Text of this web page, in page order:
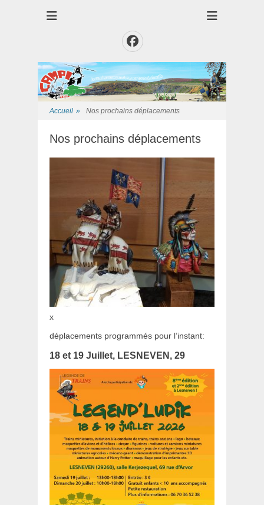
Club CAMPI
Facebook
Accueil » Nos prochains déplacements
Nos prochains déplacements
x
déplacements programmés pour l’instant:
18 et 19 Juillet, LESNEVEN, 29